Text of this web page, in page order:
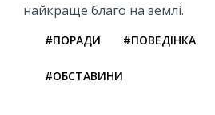
найкраще благо на землі.
#ПОРАДИ #ПОВЕДІНКА
#ОБСТАВИНИ